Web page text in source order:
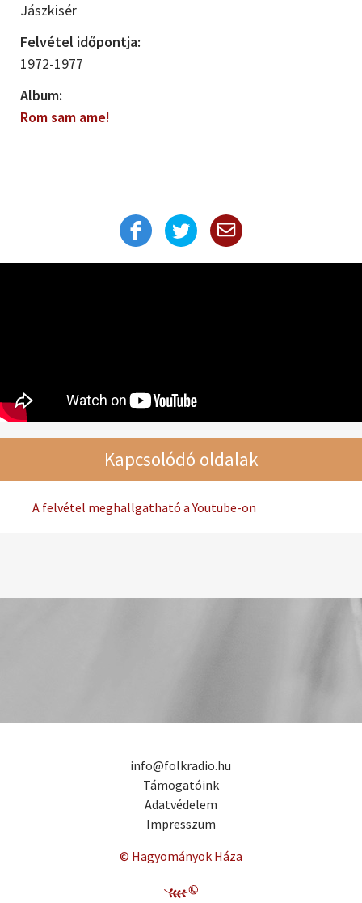
Kapcsolódó oldalak
A felvétel meghallgatható a Youtube-on
Jászkisér
Felvétel időpontja:
1972-1977
Album:
Rom sam ame!
info@folkradio.hu
Támogatóink
Adatvédelem
Impresszum
© Hagyományok Háza